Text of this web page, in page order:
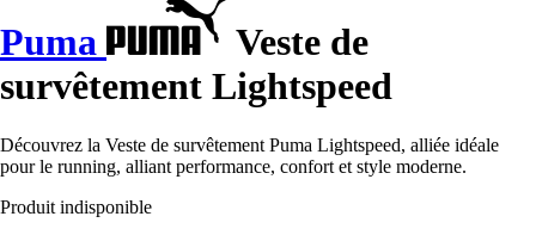
Puma
Veste de
survêtement Lightspeed
Découvrez la Veste de survêtement Puma Lightspeed, alliée idéale
pour le running, alliant performance, confort et style moderne.
Produit indisponible